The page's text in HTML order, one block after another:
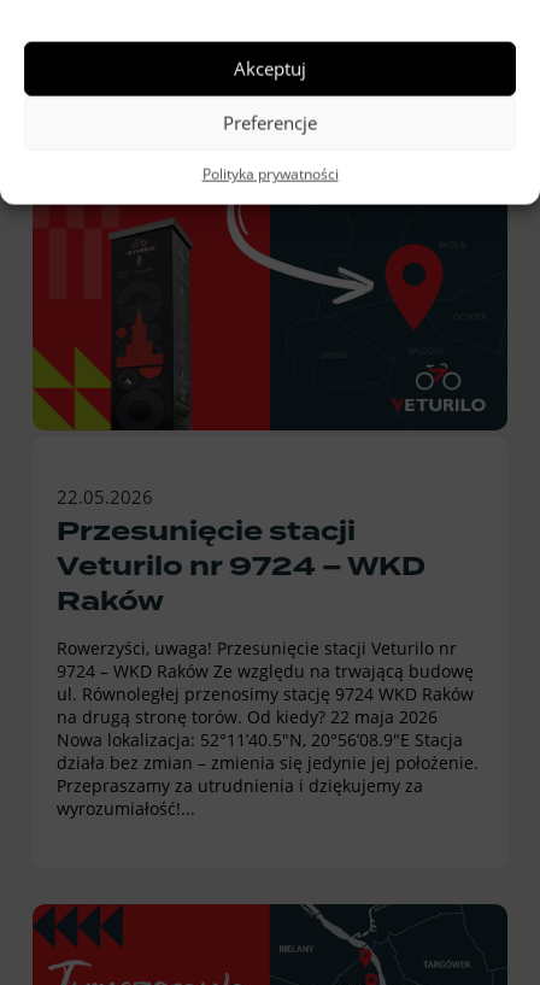
Akceptuj
Preferencje
Polityka prywatności
22.05.2026
Przesunięcie stacji
Veturilo nr 9724 – WKD
Raków
Rowerzyści, uwaga! Przesunięcie stacji Veturilo nr
9724 – WKD Raków Ze względu na trwającą budowę
ul. Równoległej przenosimy stację 9724 WKD Raków
na drugą stronę torów. Od kiedy? 22 maja 2026
Nowa lokalizacja: 52°11’40.5″N, 20°56’08.9″E Stacja
działa bez zmian – zmienia się jedynie jej położenie.
Przepraszamy za utrudnienia i dziękujemy za
wyrozumiałość!...